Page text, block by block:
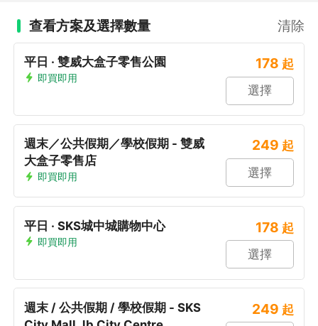
查看方案及選擇數量 清除
平日 · 雙威大盒子零售公園
即買即用
178 起
選擇
週末／公共假期／學校假期 - 雙威
大盒子零售店
即買即用
249 起
選擇
平日 · SKS城中城購物中心
即買即用
178 起
選擇
週末 / 公共假期 / 學校假期 - SKS
249 起